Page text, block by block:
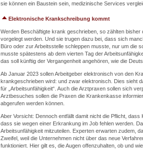
sie können ein Baustein sein, medizinische Services
Elektronische Krankschreibung kommt
Werden Beschäftigte krank geschrieben, so zählten
vorgelegt werden. Und sie trugen dazu bei, dass sich
Büro oder zur Arbeitsstelle schleppen musste, nur um die
musste spätestens ab dem vierten Tag der
das soll künftig der Vergangenheit angehören, wie die
Ab Januar 2023 sollen Arbeitgeber elektronisch von den
krankgeschrieben wird: und zwar elektronisch. Dies sieht
für „Arbeitsunfähigkeit“. Auch die Arztpraxen sollen sich
Arztbesuches sollen die Praxen die Krankenkasse
abgerufen werden können.
Aber Vorsicht: Dennoch entfällt damit nicht die Pflicht,
dass sie wegen einer Erkrankung im Job fehlen werden.
Arbeitsunfähigkeit mitzuteilen. Experten erwarten zudem,
Zweifel, weil die Unternehmen nicht über das neue
funktioniert. Hier gilt es, die Augen offenzuhalten, ob und